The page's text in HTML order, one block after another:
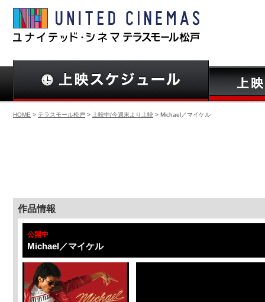
HOME > テラスモール松戸 > 上映中/今週末より上映 > Michael／マイケル
作品情報
公開中
Michael／マイケル